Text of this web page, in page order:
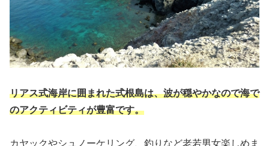
リアス式海岸に囲まれた式根島は、波が穏やかなので海で
のアクティビティが豊富です。
カヤックやシュノーケリング、釣りなど老若男女楽しめま